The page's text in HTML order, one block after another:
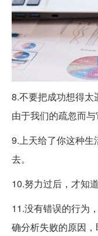
8.不要把成功想得太
由于我们的疏忽而与
9.上天给了你这种
去。
10.努力过后，才知
11.没有错误的行为
确分析失败的原因，